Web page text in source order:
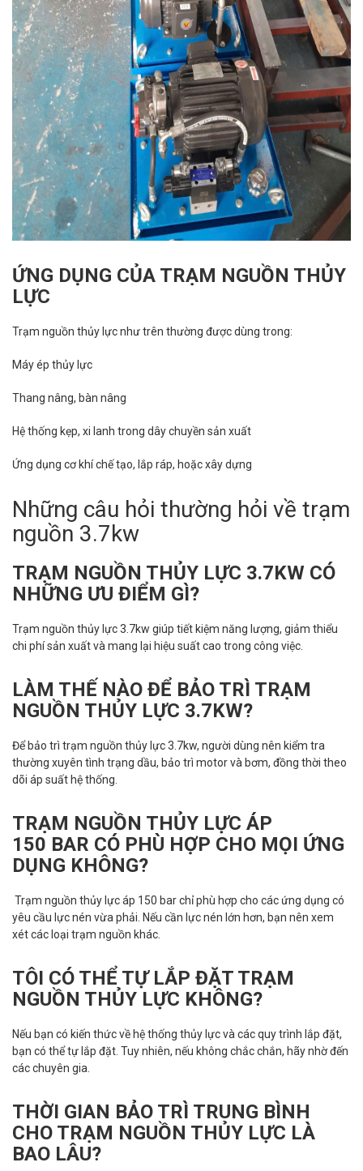
ỨNG DỤNG CỦA TRẠM NGUỒN THỦY
LỰC
Trạm nguồn thủy lực như trên thường được dùng trong:
Máy ép thủy lực
Thang nâng, bàn nâng
Hệ thống kẹp, xi lanh trong dây chuyền sản xuất
Ứng dụng cơ khí chế tạo, lắp ráp, hoặc xây dựng
Những câu hỏi thường hỏi về trạm
nguồn 3.7kw
TRẠM NGUỒN THỦY LỰC 3.7KW CÓ
NHỮNG ƯU ĐIỂM GÌ?
Trạm nguồn thủy lực 3.7kw giúp tiết kiệm năng lượng, giảm thiểu
chi phí sản xuất và mang lại hiệu suất cao trong công việc.
LÀM THẾ NÀO ĐỂ BẢO TRÌ TRẠM
NGUỒN THỦY LỰC 3.7KW?
Để bảo trì trạm nguồn thủy lực 3.7kw, người dùng nên kiểm tra
thường xuyên tình trạng dầu, bảo trì motor và bơm, đồng thời theo
dõi áp suất hệ thống.
TRẠM NGUỒN THỦY LỰC ÁP
150 BAR CÓ PHÙ HỢP CHO MỌI ỨNG
DỤNG KHÔNG?
Trạm nguồn thủy lực áp 150 bar chỉ phù hợp cho các ứng dụng có
yêu cầu lực nén vừa phải. Nếu cần lực nén lớn hơn, bạn nên xem
xét các loại trạm nguồn khác.
TÔI CÓ THỂ TỰ LẮP ĐẶT TRẠM
NGUỒN THỦY LỰC KHÔNG?
Nếu bạn có kiến thức về hệ thống thủy lực và các quy trình lắp đặt,
bạn có thể tự lắp đặt. Tuy nhiên, nếu không chắc chắn, hãy nhờ đến
các chuyên gia.
THỜI GIAN BẢO TRÌ TRUNG BÌNH
CHO TRẠM NGUỒN THỦY LỰC LÀ
BAO LÂU?